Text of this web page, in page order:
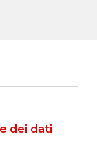
dei dati